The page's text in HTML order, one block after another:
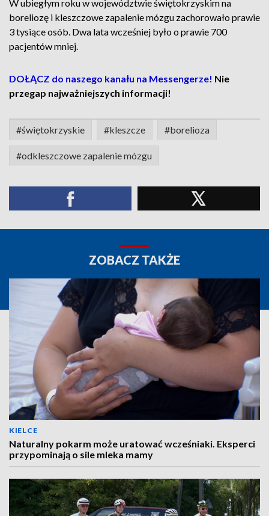
W ubiegłym roku w województwie świętokrzyskim na
boreliozę i kleszczowe zapalenie mózgu zachorowało prawie
3 tysiące osób. Dwa lata wcześniej było o prawie 700
pacjentów mniej.
DOŁĄCZ do naszego kanału na Messengerze! Nie
przegap najważniejszych informacji!
#świętokrzyskie #kleszcze #borelioza
#odkleszczowe zapalenie mózgu
ZOBACZ TAKŻE
KIELCE
Naturalny pokarm może uratować wcześniaki. Eksperci
przypominają o sile mleka mamy